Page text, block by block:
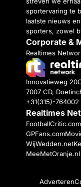
sportervaring te
laatste nieuws
sporters, zowel
Corporate &
Realtimes
Innovatieweg
7007 CD,
+31(315)-764002
Realtimes
FootballCritic.com
GPFans.com
WijWedden.net
MeeMetOranje.nl
Adverteren